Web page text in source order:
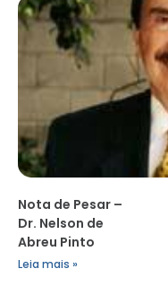
Nota de Pesar –
Dr. Nelson de
Abreu Pinto
Leia mais »